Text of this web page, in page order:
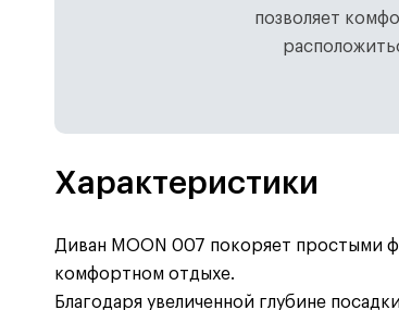
позволяет
Характеристики
Диван MOON 007 покоряет простыми
комфортном отдыхе.
Благодаря увеличенной глубине